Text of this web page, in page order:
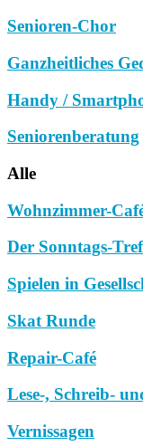
Senioren-Chor
Ganzheitliches
Handy /
Seniorenberatung
Alle
Wohnzimmer-
Der Sonntags-
Spielen in
Skat Runde
Repair-Café
Lese-, Schreib-
Vernissagen